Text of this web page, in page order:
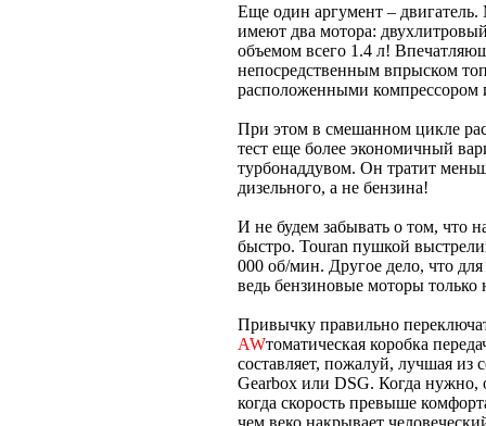
Еще один аргумент – двигатель.
имеют два мотора:
объемом всего 1.4 л!
непосредственным впрыском
расположенными компрессором
При этом в смешанном цикле
тест еще более экономичный
турбонаддувом. Он тратит
дизельного, а не бензина!
И не будем забывать о том, что
быстро. Touran пушкой
000 об/мин. Другое дело, что
ведь бензиновые моторы
Привычку правильно
AWтоматическая коробка
составляет, пожалуй, лучшая из
Gearbox или DSG. Когда нужно,
когда скорость превыше
чем веко накрывает